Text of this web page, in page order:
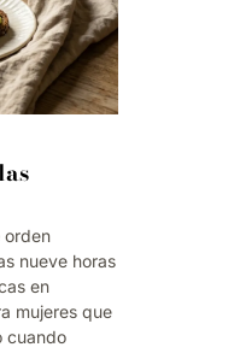
orden
nueve horas
en
mujeres que
cuando